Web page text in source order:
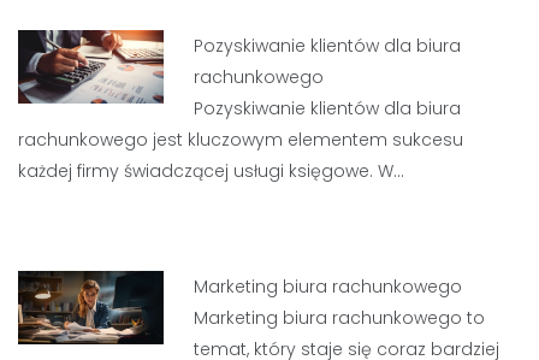
Pozyskiwanie klientów dla biura
rachunkowego
Pozyskiwanie klientów dla biura
rachunkowego jest kluczowym elementem sukcesu
każdej firmy świadczącej usługi księgowe. W…
Marketing biura rachunkowego
Marketing biura rachunkowego to
temat, który staje się coraz bardziej